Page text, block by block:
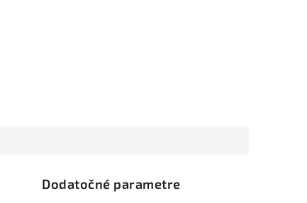
Dodatočné parametre